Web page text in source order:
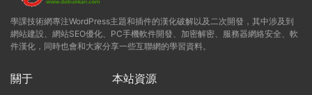
學課技術網專注WordPress主題和插件的漢化破解以及二次開發，其中涉及到
網站建設、網站SEO優化、PC手機軟件開發、加密解密、服務器網絡安全、軟
件漢化，同時也會和大家分享一些互聯網的學習資料。
關于 本站資源